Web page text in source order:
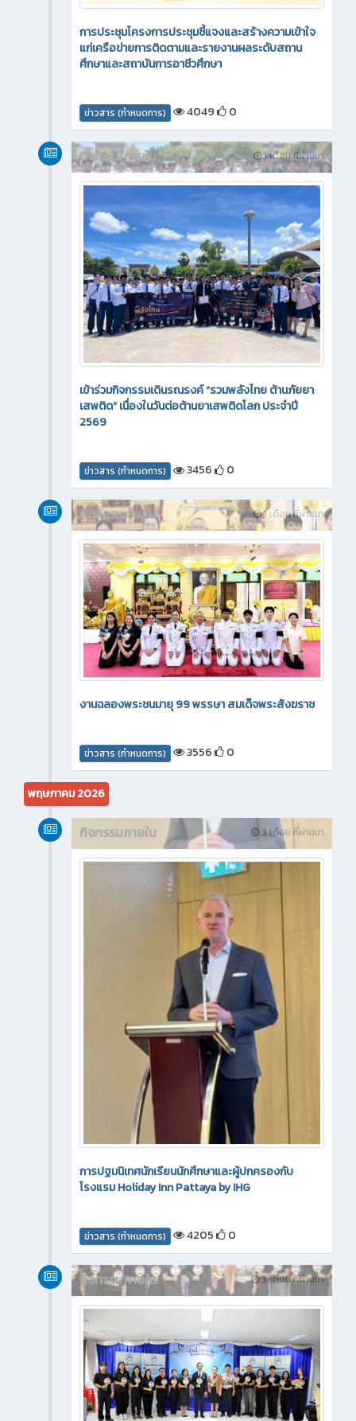
การประชุมโครงการประชุมชี้แจงและสร้างความเข้าใจ
แก่เครือข่ายการติดตามและรายงานผลระดับสถาน
ศึกษาและสถาบันการอาชีวศึกษา
ข่าวสาร (กำหนดการ) 4049 0
1 เดือน ที่ผ่านมา
กิจกรรมภายใน
เข้าร่วมกิจกรรมเดินรณรงค์ “รวมพลังไทย ต้านภัยยา
เสพติด” เนื่องในวันต่อต้านยาเสพติดโลก ประจำปี
2569
ข่าวสาร (กำหนดการ) 3456 0
1 เดือน ที่ผ่านมา
กิจกรรมภายใน
งานฉลองพระชนมายุ 99 พรรษา สมเด็จพระสังฆราช
ข่าวสาร (กำหนดการ) 3556 0
พฤษภาคม 2026
3 เดือน ที่ผ่านมา
กิจกรรมภายใน
การปฐมนิเทศนักเรียนนักศึกษาและผู้ปกครองกับ
โรงแรม Holiday Inn Pattaya by IHG
ข่าวสาร (กำหนดการ) 4205 0
3 เดือน ที่ผ่านมา
กิจกรรมภายใน